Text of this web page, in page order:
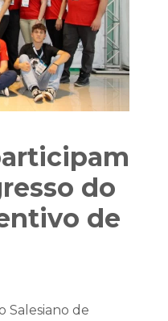
do
de
Salesiano de